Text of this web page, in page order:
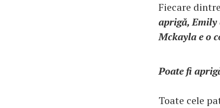
Fiecare
aprigă, Emily
Mckayla e o
Poate fi
Toate cele